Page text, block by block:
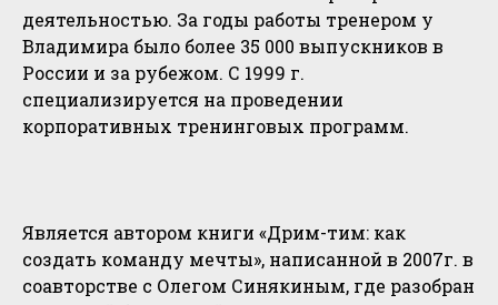
деятельностью. За годы работы тренером у
Владимира было более 35 000 выпускников в
России и за рубежом. С 1999 г.
специализируется на проведении
корпоративных тренинговых программ.
Является автором книги «Дрим-тим: как
создать команду мечты», написанной в 2007г. в
соавторстве с Олегом Синякиным, где разобран